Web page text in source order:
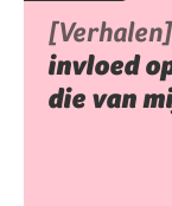
[Verhalen]
invloed
die van